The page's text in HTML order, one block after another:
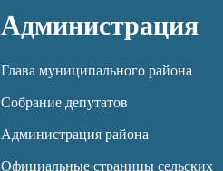
Администрация
Глава муниципального района
Собрание депутатов
Администрация района
Официальные страницы сельских